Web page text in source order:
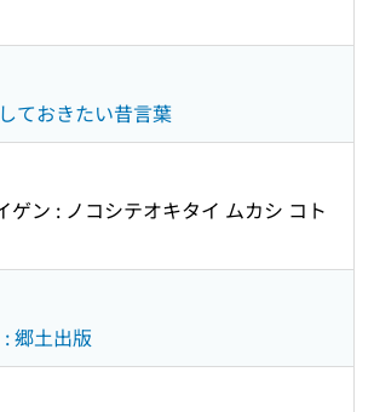
ておきたい昔言葉
ゲン : ノコシテオキタイ ムカシ コト
郷土出版